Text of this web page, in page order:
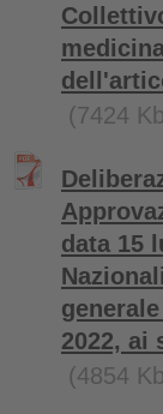
(7424
data 15
2022, ai
(4854